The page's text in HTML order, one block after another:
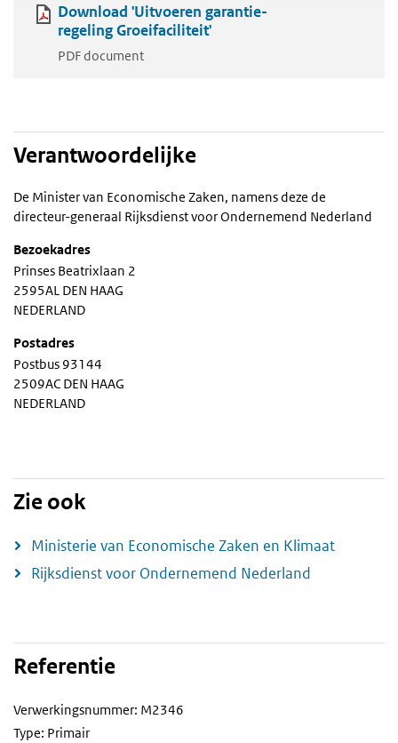
Download 'Uitvoeren garantie-
regeling Groeifaciliteit'
PDF document
Verantwoordelijke
De Minister van Economische Zaken, namens deze de
directeur-generaal Rijksdienst voor Ondernemend Nederland
Bezoekadres
Prinses Beatrixlaan 2
2595AL DEN HAAG
NEDERLAND
Postadres
Postbus 93144
2509AC DEN HAAG
NEDERLAND
Zie ook
Ministerie van Economische Zaken en Klimaat
Rijksdienst voor Ondernemend Nederland
Referentie
Verwerkingsnummer: M2346
Type: Primair